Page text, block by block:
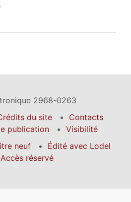
2968-0263
du site
Contacts
publication
Visibilité
neuf
Édité avec Lodel
Accès réservé